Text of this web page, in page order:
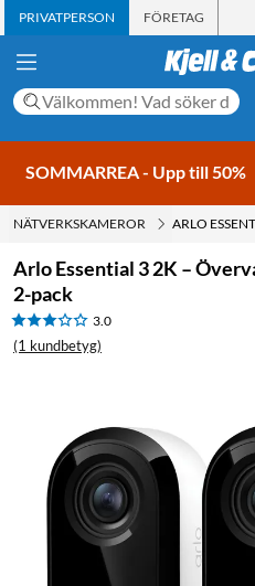
PRIVATPERSON FÖRETAG
SOMMARREA - Upp till 50%
NÄTVERKSKAMEROR
Arlo Essential 3 2K –
2-pack
3.0
(1 kundbetyg)